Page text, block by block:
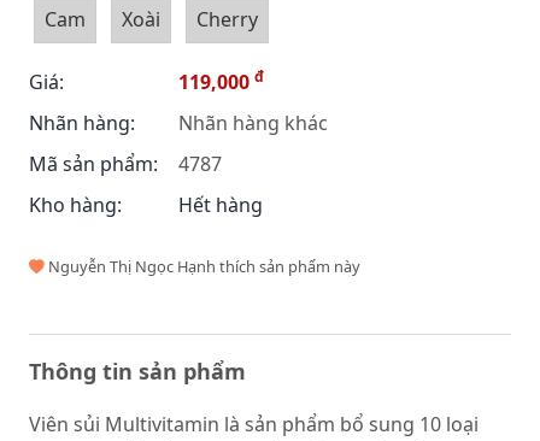
Cam
Xoài Cherry
Giá: 119,000 đ
Nhãn hàng:
Nhãn hàng khác
Mã sản phẩm:
4787
Kho hàng:
Hết hàng
Nguyễn Thị Ngọc Hạnh thích sản phẩm này
Thông tin sản phẩm
Viên sủi Multivitamin là sản phẩm bổ sung 10 loại